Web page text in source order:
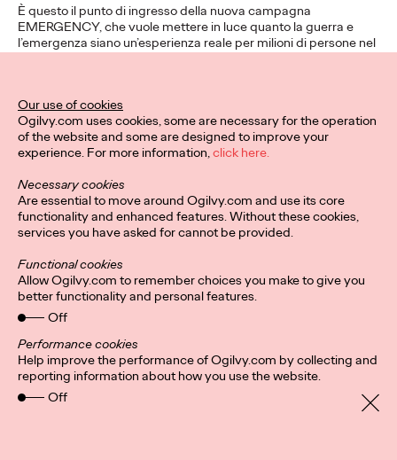
È questo il punto di ingresso della nuova campagna
EMERGENCY, che vuole mettere in luce quanto la guerra e
l’emergenza siano un’esperienza reale per milioni di persone nel
mondo. Le espressioni più comuni aiutano a svelare il loro vero
sottovalutiamo, e sulle conseguenze devastanti che ha sulle
vite di migliaia di persone: perché per EMERGENCY, la vera
emergenza dovrebbe essere eliminare la guerra.
nelle città di Milano, Roma, Bergamo, Trento,Padova, Rovigo e
Vicenza, con un’affissione speciale localizzata nelle vicinanze
dello stadio di San Siro.
lontano come la guerra è la grande sfida di Emergency
afferma Giuseppe Mastromatteo, President & Chief Creative
Officer di Ogilvy Italia –una sfida ancora più ardua in un
panorama in cui l’attenzione delle persone ha una finestra
amiamo raccogliere cercando proprio nei behavior delle
persone, nel loro quotidiano, e nel loro linguaggio, nuovi inviti a
riflettere su un tema che dovrebbe essere davvero al primo
posto nelle nostre conversazioni
Our use of cookies
Ogilvy.com uses cookies, some are necessary for the operation
of the website and some are designed to improve your
experience. For more information,click here.
Necessary cookies
Are essential to move around Ogilvy.com and use its core
functionality and enhanced features. Without these cookies,
services you have asked for cannot be provided.
Functional cookies
Allow Ogilvy.com to remember choices you make to give you
better functionality and personal features.
Off
Performance cookies
Help improve the performance of Ogilvy.com by collecting and
reporting information about how you use the website.
Off